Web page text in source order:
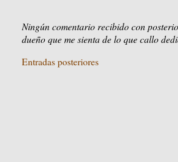
Ningún comentario recibido con
dueño que me sienta de lo que callo
Entradas posteriores